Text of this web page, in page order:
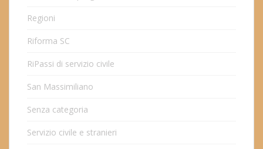
Regioni
Riforma SC
RiPassi di servizio civile
San Massimiliano
Senza categoria
Servizio civile e stranieri